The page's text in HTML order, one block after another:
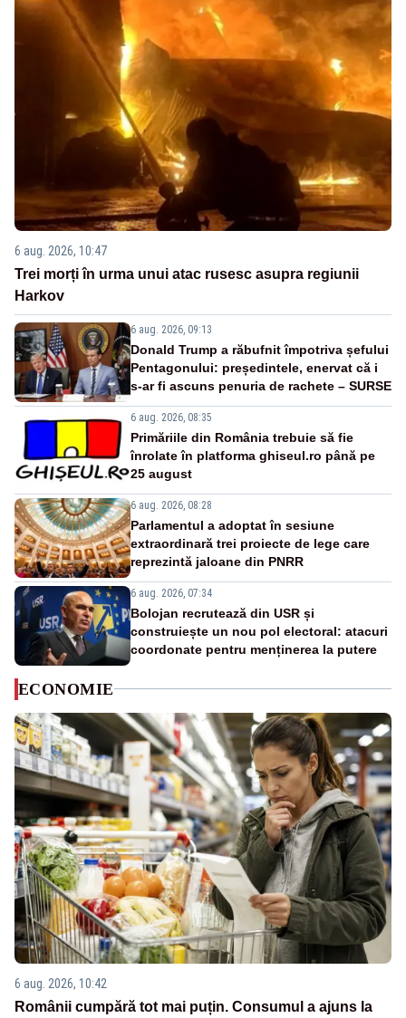
6 aug. 2026, 10:47
Trei morți în urma unui atac rusesc asupra regiunii
Harkov
6 aug. 2026, 09:13
Donald Trump a răbufnit împotriva șefului
Pentagonului: președintele, enervat că i
s-ar fi ascuns penuria de rachete – SURSE
6 aug. 2026, 08:35
Primăriile din România trebuie să fie
înrolate în platforma ghiseul.ro până pe
25 august
6 aug. 2026, 08:28
Parlamentul a adoptat în sesiune
extraordinară trei proiecte de lege care
reprezintă jaloane din PNRR
6 aug. 2026, 07:34
Bolojan recrutează din USR și
construiește un nou pol electoral: atacuri
coordonate pentru menținerea la putere
ECONOMIE
6 aug. 2026, 10:42
Românii cumpără tot mai puțin. Consumul a ajuns la